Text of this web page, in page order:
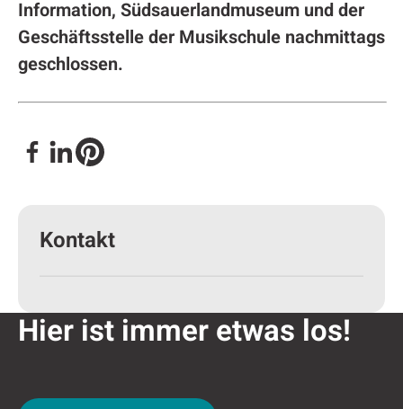
Information, Südsauerlandmuseum und der
Geschäftsstelle der Musikschule nachmittags
geschlossen.
Kontakt
Hier ist immer etwas los!